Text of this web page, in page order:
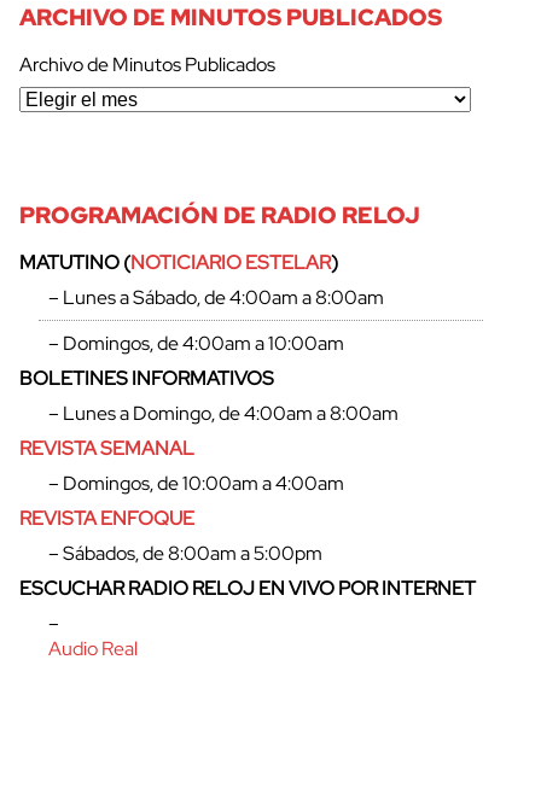
cerrar
ARCHIVO DE MINUTOS PUBLICADOS
Archivo de Minutos Publicados
PROGRAMACIÓN DE RADIO RELOJ
MATUTINO (NOTICIARIO ESTELAR)
– Lunes a Sábado, de 4:00am a 8:00am
– Domingos, de 4:00am a 10:00am
BOLETINES INFORMATIVOS
– Lunes a Domingo, de 4:00am a 8:00am
REVISTA SEMANAL
– Domingos, de 10:00am a 4:00am
REVISTA ENFOQUE
– Sábados, de 8:00am a 5:00pm
ESCUCHAR RADIO RELOJ EN VIVO POR INTERNET
–
Audio Real